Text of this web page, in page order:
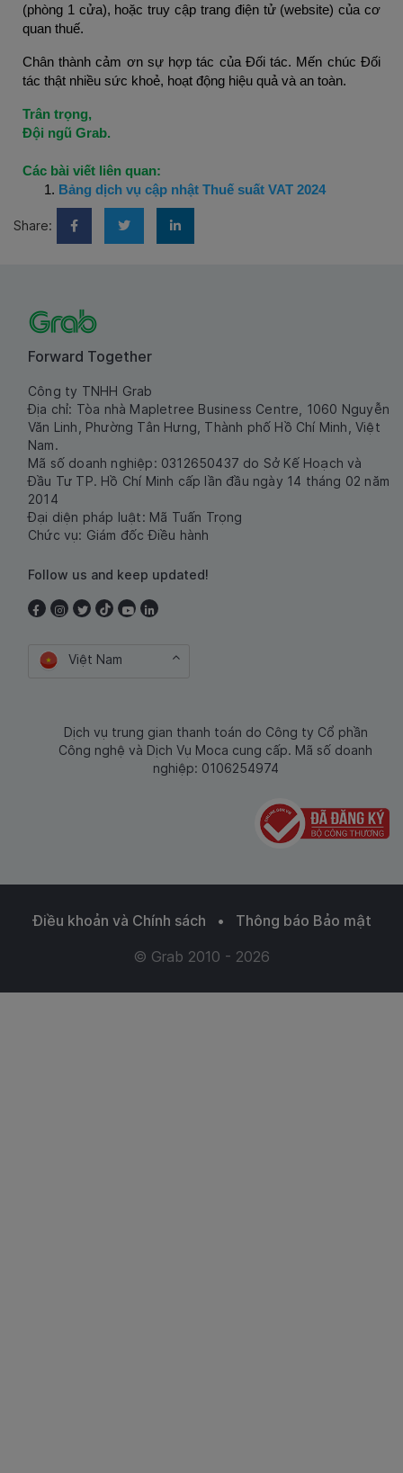
(phòng 1 cửa), hoặc truy cập trang điện tử (website) của cơ
quan thuế.
Chân thành cảm ơn sự hợp tác của Đối tác. Mến chúc Đối
tác thật nhiều sức khoẻ, hoạt động hiệu quả và an toàn.
Trân trọng,
Đội ngũ Grab.
Các bài viết liên quan:
Bảng dịch vụ cập nhật Thuế suất VAT 2024
Share:
Forward Together
Công ty TNHH Grab
Địa chỉ: Tòa nhà Mapletree Business Centre, 1060 Nguyễn
Văn Linh, Phường Tân Hưng, Thành phố Hồ Chí Minh, Việt
Nam.
Mã số doanh nghiệp: 0312650437 do Sở Kế Hoạch và
Đầu Tư TP. Hồ Chí Minh cấp lần đầu ngày 14 tháng 02 năm
2014
Đại diện pháp luật: Mã Tuấn Trọng
Chức vụ: Giám đốc Điều hành
Follow us and keep updated!
Việt Nam
Dịch vụ trung gian thanh toán do Công ty Cổ phần
Công nghệ và Dịch Vụ Moca cung cấp. Mã số doanh
nghiệp: 0106254974
Điều khoản và Chính sách •
Thông báo Bảo mật
© Grab 2010 - 2026